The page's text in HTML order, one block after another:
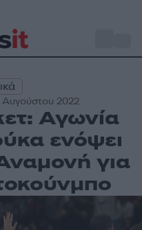
2022
Αγωνία
ενόψει
για